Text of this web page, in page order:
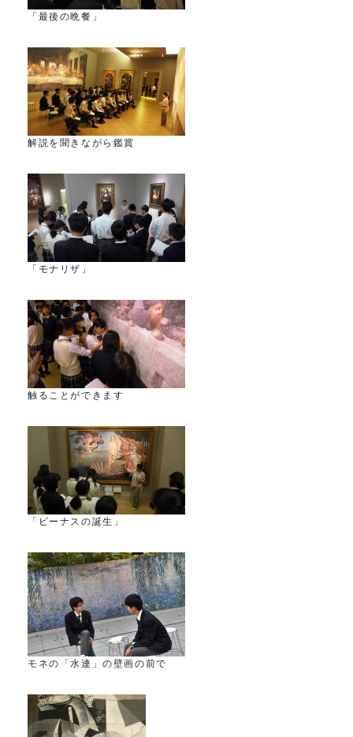
「最後の晩餐」
解説を聞きながら鑑賞
「モナリザ」
触ることができます
「ビーナスの誕生」
モネの「水連」の壁画の前で